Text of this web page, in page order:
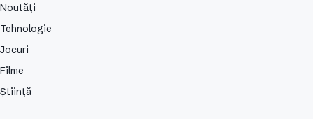
Noutăți
Tehnologie
Jocuri
Filme
Știință